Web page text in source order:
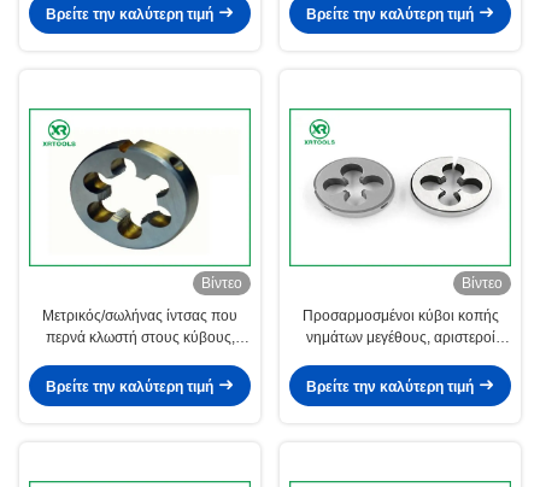
Βρείτε την καλύτερη τιμή
κοπή
Βρείτε την καλύτερη τιμή
Βίντεο
Μετρικός/σωλήνας ίντσας που
περνά κλωστή στους κύβους,
ίντσας που ντύνεται
Βρείτε την καλύτερη τιμή
Βίντεο
Προσαρμοσμένοι κύβοι κοπής
νημάτων μεγέθους, αριστεροί
εξωτερικών νημάτων
Βρείτε την καλύτερη τιμή